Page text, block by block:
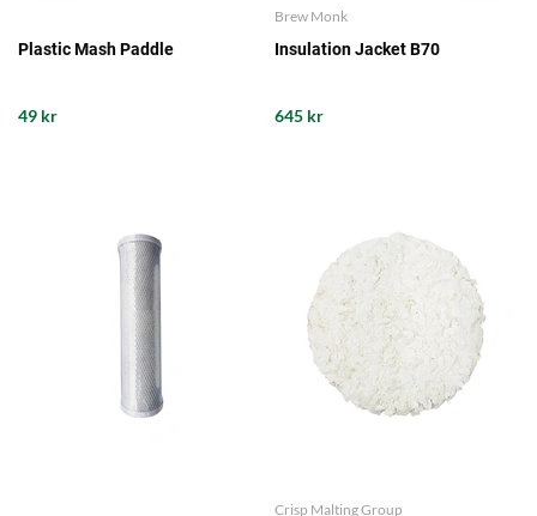
Plastic Mash Paddle
49 kr
Brew Monk
Insulation Jacket B70
645 kr
Crisp Malting Group